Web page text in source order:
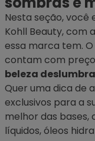
Nesta seção,
Kohll Beauty, com
essa marca tem.
contam com
beleza
Quer uma dica de
exclusivos para a
melhor das bases,
líquidos, óleos